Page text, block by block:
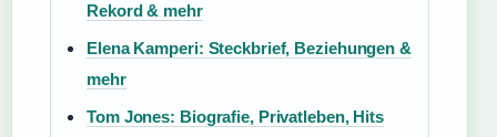
Rekord & mehr
Elena Kamperi: Steckbrief, Beziehungen &
mehr
Tom Jones: Biografie, Privatleben, Hits